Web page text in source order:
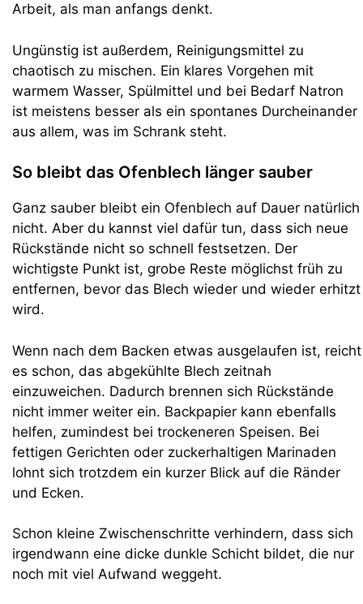
Arbeit, als man anfangs denkt.
Ungünstig ist außerdem, Reinigungsmittel zu
chaotisch zu mischen. Ein klares Vorgehen mit
warmem Wasser, Spülmittel und bei Bedarf Natron
ist meistens besser als ein spontanes Durcheinander
aus allem, was im Schrank steht.
So bleibt das Ofenblech länger sauber
Ganz sauber bleibt ein Ofenblech auf Dauer natürlich
nicht. Aber du kannst viel dafür tun, dass sich neue
Rückstände nicht so schnell festsetzen. Der
wichtigste Punkt ist, grobe Reste möglichst früh zu
entfernen, bevor das Blech wieder und wieder erhitzt
wird.
Wenn nach dem Backen etwas ausgelaufen ist, reicht
es schon, das abgekühlte Blech zeitnah
einzuweichen. Dadurch brennen sich Rückstände
nicht immer weiter ein. Backpapier kann ebenfalls
helfen, zumindest bei trockeneren Speisen. Bei
fettigen Gerichten oder zuckerhaltigen Marinaden
lohnt sich trotzdem ein kurzer Blick auf die Ränder
und Ecken.
Schon kleine Zwischenschritte verhindern, dass sich
irgendwann eine dicke dunkle Schicht bildet, die nur
noch mit viel Aufwand weggeht.